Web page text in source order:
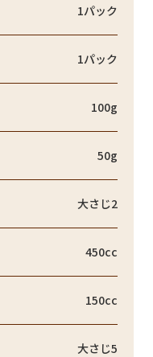
1パック
1パック
100g
50g
大さじ2
450cc
150cc
大さじ5